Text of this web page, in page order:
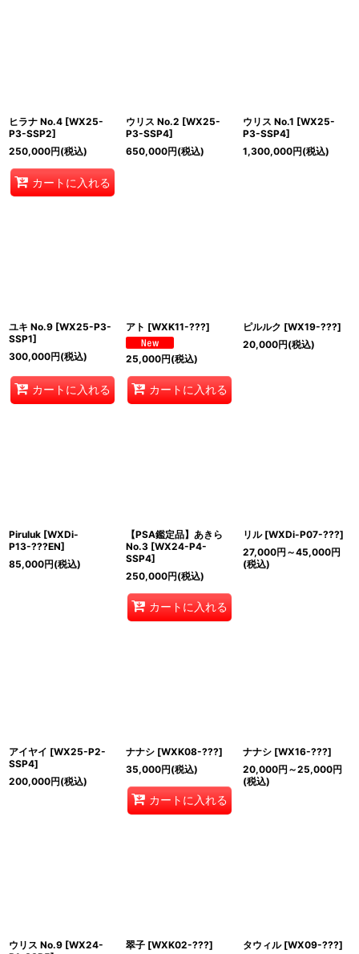
ヒラナ No.4 [WX25-
P3-SSP2]
250,000円(税込)
カートに入れる
ウリス No.2 [WX25-
P3-SSP4]
650,000円(税込)
ウリス No.1 [WX25-
P3-SSP4]
1,300,000円(税込)
ユキ No.9 [WX25-P3-
SSP1]
300,000円(税込)
カートに入れる
アト [WXK11-???]
25,000円(税込)
カートに入れる
ピルルク [WX19-???]
20,000円(税込)
Piruluk [WXDi-
P13-???EN]
85,000円(税込)
【PSA鑑定品】あきら
No.3 [WX24-P4-
SSP4]
250,000円(税込)
カートに入れる
リル [WXDi-P07-???]
27,000円 ～45,000円
(税込)
アイヤイ [WX25-P2-
SSP4]
200,000円(税込)
ナナシ [WXK08-???]
35,000円(税込)
カートに入れる
ナナシ [WX16-???]
20,000円 ～25,000円
(税込)
ウリス No.9 [WX24-
翠子 [WXK02-???] タウィル [WX09-???]